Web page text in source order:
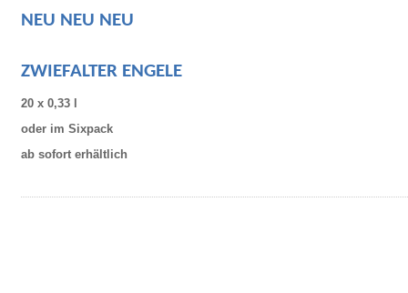
NEU NEU NEU
ZWIEFALTER ENGELE
20 x 0,33 l
oder im Sixpack
ab sofort erhältlich